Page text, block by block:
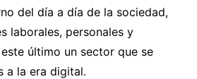
del día a día de la sociedad,
laborales, personales y
último un sector que se
a la era digital.